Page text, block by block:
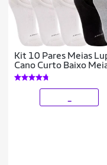
Kit 10 Pares Meias
Cano Curto Baixo
Soquete Algodão
Masculina Feminina
Unissex